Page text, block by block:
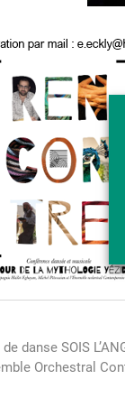
danse SOIS
Orchestral